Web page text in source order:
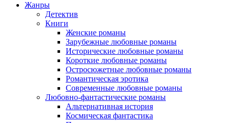
Жанры
Детектив
Книги
Женские романы
Зарубежные любовные романы
Исторические любовные романы
Короткие любовные романы
Остросюжетные любовные романы
Романтическая эротика
Современные любовные романы
Любовно-фантастические романы
Альтернативная история
Космическая фантастика